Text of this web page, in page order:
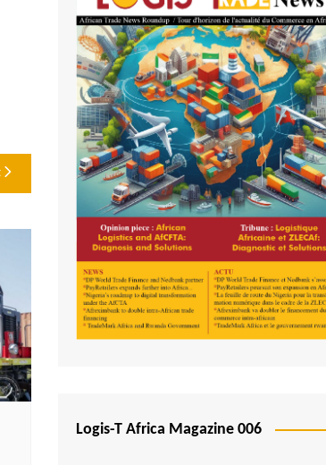
Logis-T Africa Magazine 006